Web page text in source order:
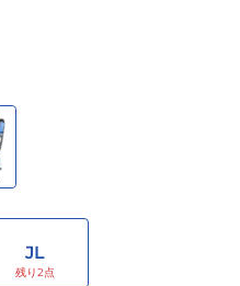
JL